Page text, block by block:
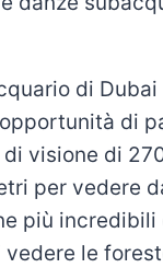
di
di
visione di
per vedere
più incredibili
vedere le